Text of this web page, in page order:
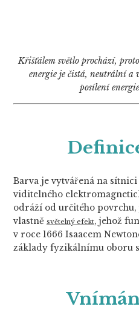
Křišťálem světlo prochází,
energie je čistá, neutrální a
posílení
Barva je vytvářená na
viditelného
odráží od určitého
vlastně světelný efekt, jehož
v roce 1666 Isaacem
základy fyzikálnímu oboru